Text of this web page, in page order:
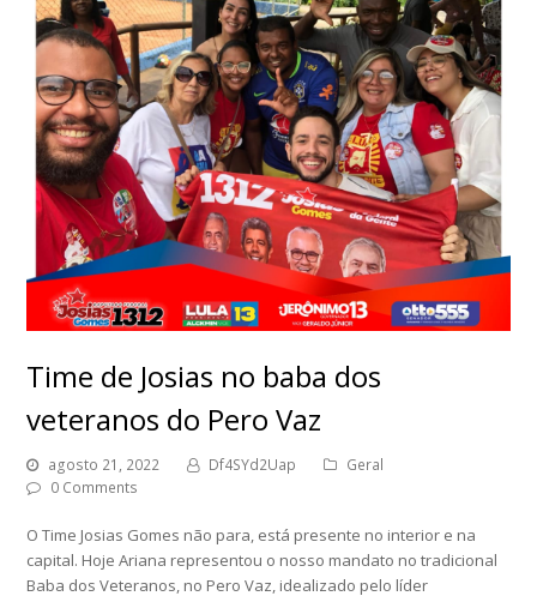
Time de Josias no baba dos
veteranos do Pero Vaz
agosto 21, 2022 Df4SYd2Uap
Geral
0 Comments
O Time Josias Gomes não para, está presente no interior e na
capital. Hoje Ariana representou o nosso mandato no tradicional
Baba dos Veteranos, no Pero Vaz, idealizado pelo líder